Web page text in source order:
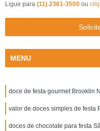
Ligue para (11) 2361-3500 ou
MENU
doce de festa gourmet Brooklin
valor de doces simples de festa
doces de chocolate para festa